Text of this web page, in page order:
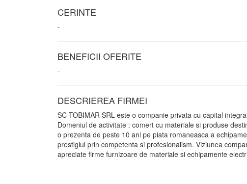
CERINTE
-
BENEFICII OFERITE
-
DESCRIEREA FIRMEI
SC TOBIMAR SRL este o companie privata cu capital
Domeniul de activitate : comert cu materiale si produse
o prezenta de peste 10 ani pe piata romaneasca a
prestigiul prin competenta si profesionalism. Viziunea
apreciate firme furnizoare de materiale si echipamente